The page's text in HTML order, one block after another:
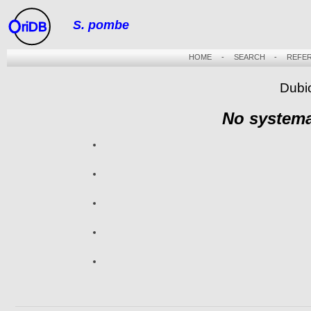
riDB S. pombe
HOME- SEARCH -
No